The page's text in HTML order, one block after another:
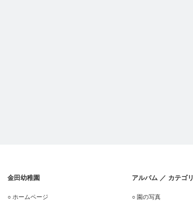
金田幼稚園
○ ホームページ
アルバム ／ カテゴリ
○ 園の写真